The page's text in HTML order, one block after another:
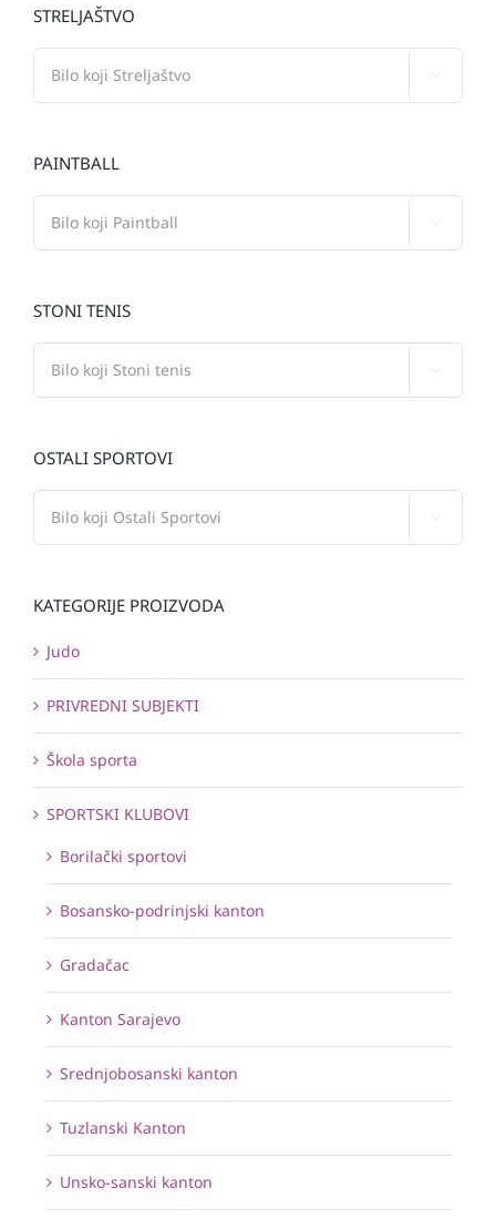
STRELJAŠTVO
PAINTBALL
STONI TENIS
OSTALI SPORTOVI
KATEGORIJE PROIZVODA
Judo
PRIVREDNI SUBJEKTI
Škola sporta
SPORTSKI KLUBOVI
Borilački sportovi
Bosansko-podrinjski kanton
Gradačac
Kanton Sarajevo
Srednjobosanski kanton
Tuzlanski Kanton
Unsko-sanski kanton